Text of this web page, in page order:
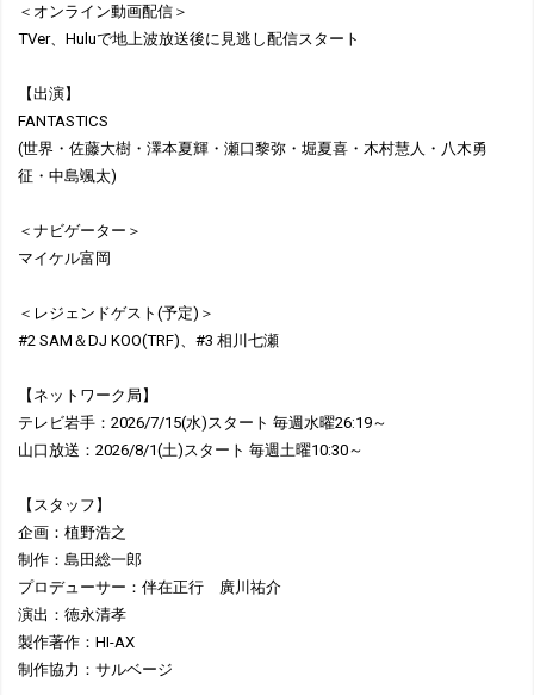
＜オンライン動画配信＞
TVer、Huluで地上波放送後に見逃し配信スタート
【出演】
FANTASTICS
(世界・佐藤大樹・澤本夏輝・瀬口黎弥・堀夏喜・木村慧人・八木勇
征・中島颯太)
＜ナビゲーター＞
マイケル富岡
＜レジェンドゲスト(予定)＞
#2 SAM＆DJ KOO(TRF)、#3 相川七瀬
【ネットワーク局】
テレビ岩手：2026/7/15(水)スタート 毎週水曜26:19～
山口放送：2026/8/1(土)スタート 毎週土曜10:30～
【スタッフ】
企画：植野浩之
制作：島田総一郎
プロデューサー：伴在正行 廣川祐介
演出：徳永清孝
製作著作：HI-AX
制作協力：サルベージ